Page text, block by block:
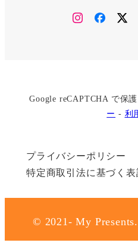
Instagram
Google reCAPTCHA で保
ー - 利
プライバシーポリシー
特定商取引法に基づく表
© 2021- My